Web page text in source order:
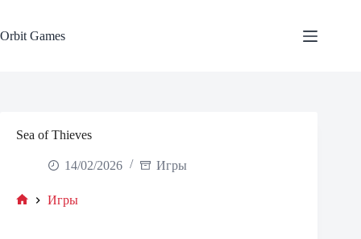
content
Orbit Games
Sea of Thieves
14/02/2026 Игры
Игры